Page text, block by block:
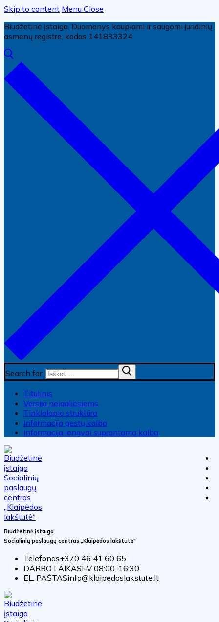
Skip to content Menu Close
Biudžetinė įstaiga. Duomenys kaupiami ir saugomi juridinių
asmenų registre, kodas 141833324
Search for:
Titulinis
Versija neįgaliesiems
Tinklalapio struktūra
Informacija gestų kalba
Informacija lengvai suprantama kalba
Biudžetinė įstaiga
Socialinių paslaugų centras „Klaipėdos lakštutė“
Telefonas+370 46 41 60 65
DARBO LAIKASI-V 08:00-16:30
EL. PAŠTASinfo@klaipedoslakstute.lt